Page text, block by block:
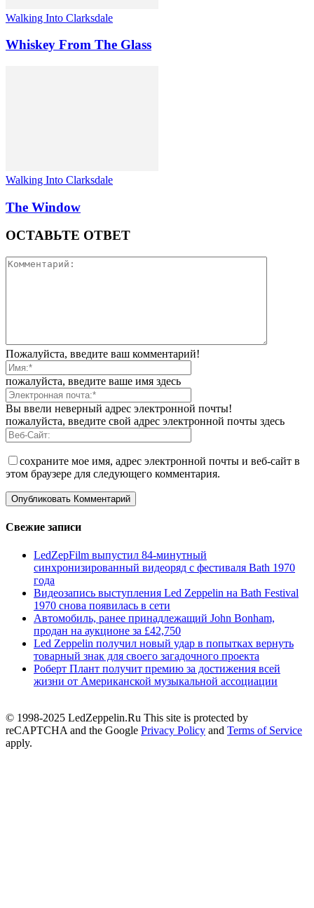
Walking Into Clarksdale
Whiskey From The Glass
Walking Into Clarksdale
The Window
ОСТАВЬТЕ ОТВЕТ
Пожалуйста, введите ваш комментарий!
пожалуйста, введите ваше имя здесь
Вы ввели неверный адрес электронной почты!
пожалуйста, введите свой адрес электронной почты здесь
сохраните мое имя, адрес электронной почты и веб-сайт в
этом браузере для следующего комментария.
Свежие записи
LedZepFilm выпустил 84-минутный
синхронизированный видеоряд с фестиваля Bath 1970
года
Видеозапись выступления Led Zeppelin на Bath Festival
1970 снова появилась в сети
Автомобиль, ранее принадлежащий John Bonham,
продан на аукционе за £42,750
Led Zeppelin получил новый удар в попытках вернуть
товарный знак для своего загадочного проекта
Роберт Плант получит премию за достижения всей
жизни от Американской музыкальной ассоциации
© 1998-2025 LedZeppelin.Ru This site is protected by
reCAPTCHA and the Google Privacy Policy and Terms of Service
apply.